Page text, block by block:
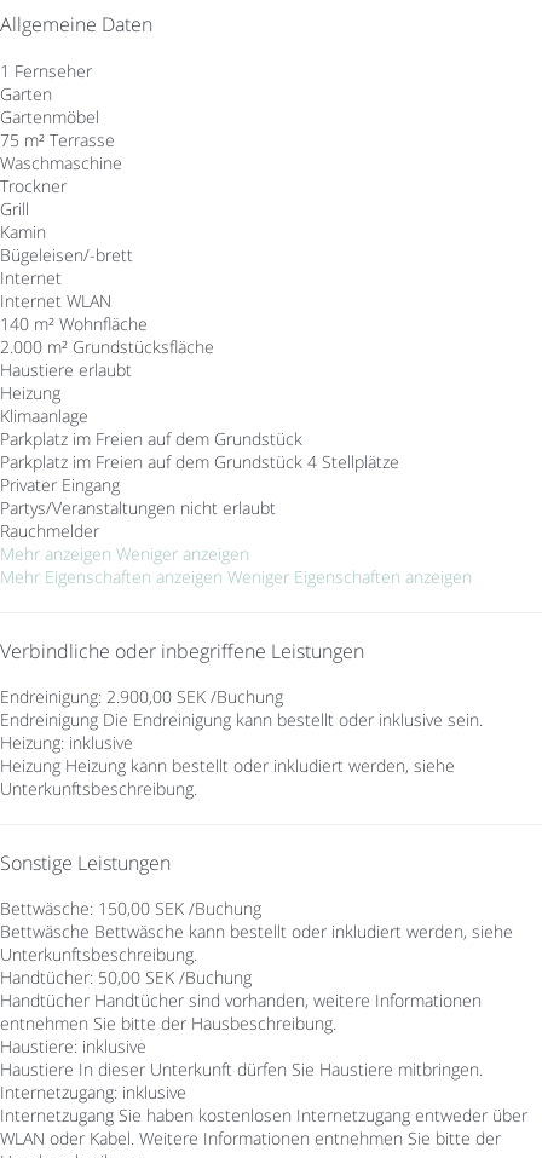
Allgemeine Daten
1 Fernseher
Garten
Gartenmöbel
75 m² Terrasse
Waschmaschine
Trockner
Grill
Kamin
Bügeleisen/-brett
Internet
Internet WLAN
140 m² Wohnfläche
2.000 m² Grundstücksfläche
Haustiere erlaubt
Heizung
Klimaanlage
Parkplatz im Freien auf dem Grundstück
Parkplatz im Freien auf dem Grundstück 4 Stellplätze
Privater Eingang
Partys/Veranstaltungen nicht erlaubt
Rauchmelder
Mehr anzeigen Weniger anzeigen
Mehr Eigenschaften anzeigen Weniger Eigenschaften anzeigen
Verbindliche oder inbegriffene Leistungen
Endreinigung: 2.900,00 SEK /Buchung
Endreinigung Die Endreinigung kann bestellt oder inklusive sein.
Heizung: inklusive
Heizung Heizung kann bestellt oder inkludiert werden, siehe
Unterkunftsbeschreibung.
Sonstige Leistungen
Bettwäsche: 150,00 SEK /Buchung
Bettwäsche Bettwäsche kann bestellt oder inkludiert werden, siehe
Unterkunftsbeschreibung.
Handtücher: 50,00 SEK /Buchung
Handtücher Handtücher sind vorhanden, weitere Informationen
entnehmen Sie bitte der Hausbeschreibung.
Haustiere: inklusive
Haustiere In dieser Unterkunft dürfen Sie Haustiere mitbringen.
Internetzugang: inklusive
Internetzugang Sie haben kostenlosen Internetzugang entweder über
WLAN oder Kabel. Weitere Informationen entnehmen Sie bitte der